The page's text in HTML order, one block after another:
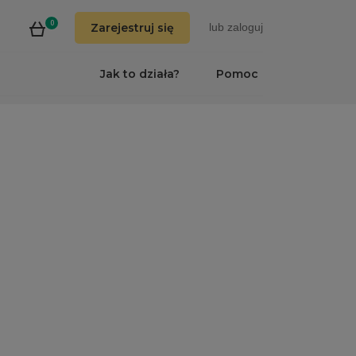
0 Zarejestruj się lub zaloguj
Pomoc
Jak to działa?